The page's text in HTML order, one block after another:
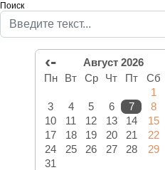
Поиск
‹- Август 2026
Пн Вт Ср Чт Пт Сб
1
3
4 5 6 7 8
10
11 12 13 14 15
17
18 19 20 21 22
24
25 26 27 28 29
31